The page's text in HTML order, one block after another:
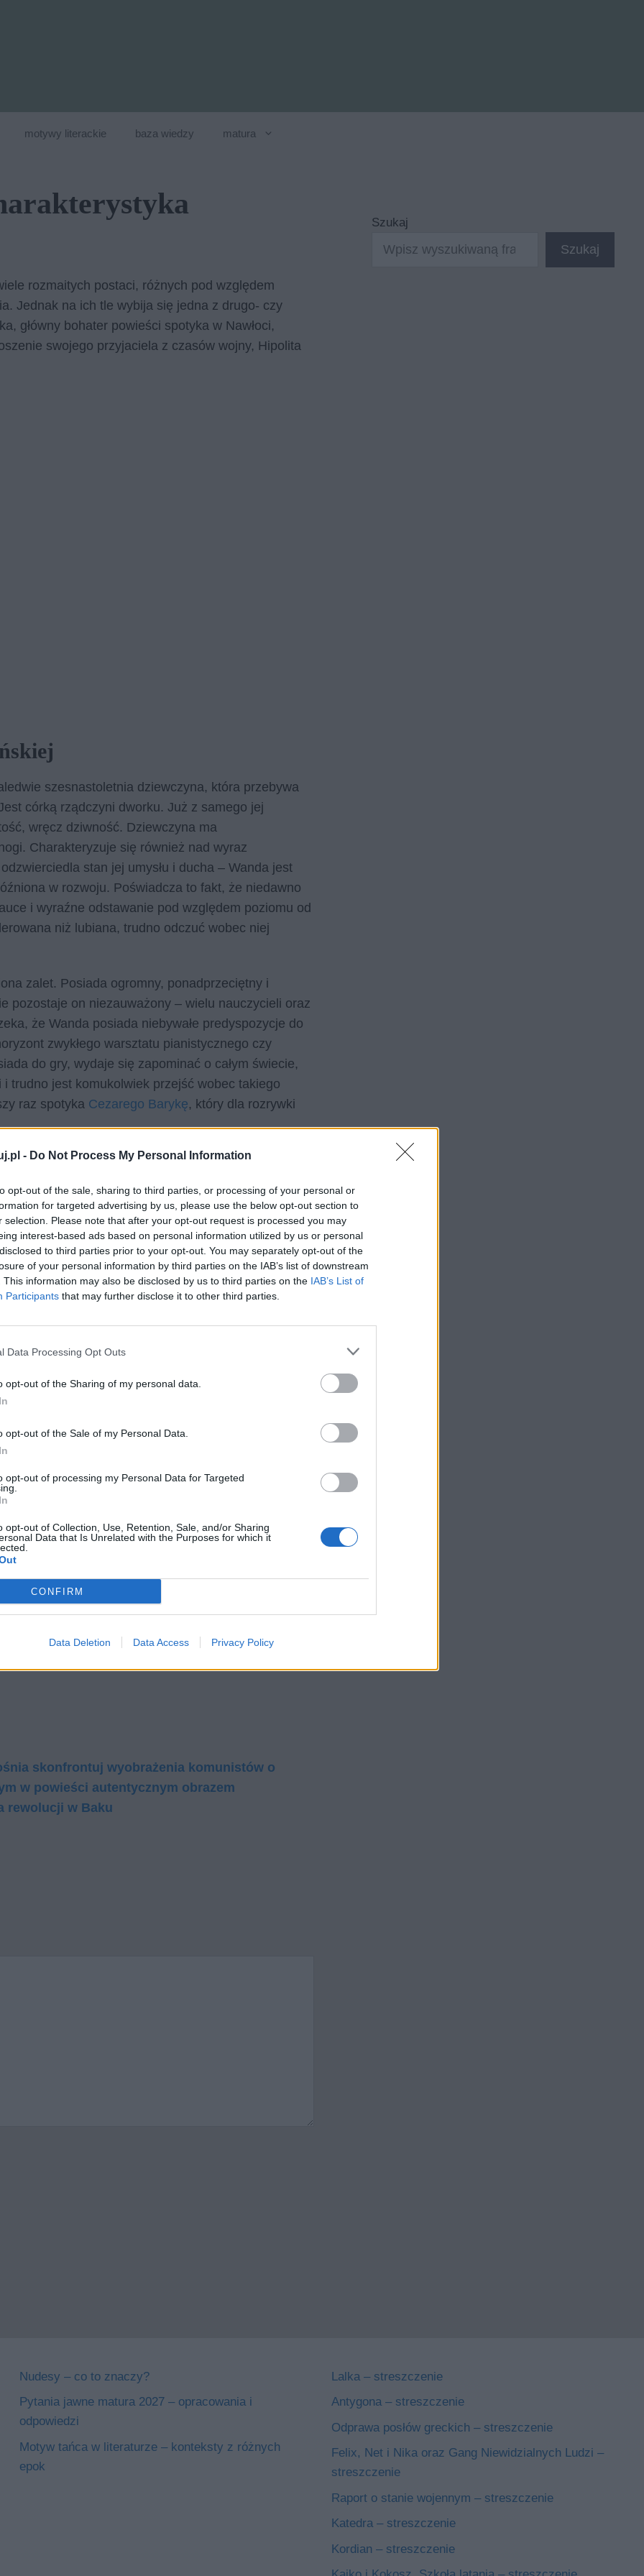
- Do Not Process My Personal Information
opt-out of the sale, sharing to third parties, or processing of your personal or
for targeted advertising by us, please use the below opt-out section to
selection. Please note that after your opt-out request is processed you may
interest-based ads based on personal information utilized by us or personal
to third parties prior to your opt-out. You may separately opt-out of the
of your personal information by third parties on the IAB’s list of downstream
This information may also be disclosed by us to third parties on the IAB’s List of
Participants that may further disclose it to other third parties.
Data Processing Opt Outs
opt-out of the Sharing of my personal data.
opt-out of the Sale of my Personal Data.
opt-out of processing my Personal Data for Targeted
opt-out of Collection, Use, Retention, Sale, and/or Sharing
Data that Is Unrelated with the Purposes for which it
CONFIRM
Data Deletion Data Access Privacy Policy
motywy literackie baza wiedzy matura
rozmaitych postaci, różnych pod względem
Jednak na ich tle wybija się jedna z drugo- czy
główny bohater powieści spotyka w Nawłoci,
swojego przyjaciela z czasów wojny, Hipolita
szesnastoletnia dziewczyna, która przebywa
córką rządczyni dworku. Już z samego jej
wręcz dziwność. Dziewczyna ma
Charakteryzuje się również nad wyraz
stan jej umysłu i ducha – Wanda jest
w rozwoju. Poświadcza to fakt, że niedawno
i wyraźne odstawanie pod względem poziomu od
niż lubiana, trudno odczuć wobec niej
zalet. Posiada ogromny, ponadprzeciętny i
pozostaje on niezauważony – wielu nauczycieli oraz
że Wanda posiada niebywałe predyspozycje do
zwykłego warsztatu pianistycznego czy
do gry, wydaje się zapominać o całym świecie,
trudno jest komukolwiek przejść wobec takiego
raz spotyka Cezarego Barykę, który dla rozrywki
nie do końca zdrowym umyśle, od razu
szansy na powodzenie, zwłaszcza, że młody
innych dam dworu. Wówczas niegroźne dotąd
i postanawia pozbyć się najgroźniejszej – jej
z Cezarym –Karoliny Szarłatowiczówny.
nieświadoma pułapki, wypija. Doświadcza bardzo
Wanda jednak nie ponosi żadnych konsekwencji,
tę wiedzę dla siebie – nie posiada przeciwko
Jest osobą chorą, która nie uzyskawszy
a chorobliwe zafascynowanie Cezarym
Trudno ją oceniać, ponieważ trudno w ogóle
a na ile był to efekt zamroczenia jej
cierpieć.
skonfrontuj wyobrażenia komunistów o
w powieści autentycznym obrazem
rewolucji w Baku
Szukaj
Szukaj
Nudesy – co to znaczy?
Pytania jawne matura 2027 – opracowania i
odpowiedzi
Motyw tańca w literaturze – konteksty z różnych
epok
Lalka – streszczenie
Antygona – streszczenie
Odprawa posłów greckich – streszczenie
Felix, Net i Nika oraz Gang Niewidzialnych Ludzi –
streszczenie
Raport o stanie wojennym – streszczenie
Katedra – streszczenie
Kordian – streszczenie